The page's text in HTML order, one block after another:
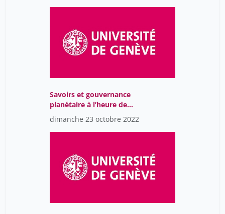
Savoirs et gouvernance
planétaire à l’heure de
l’urgence climatique, les
défis de la conférences
de parties de la
Unies sur le Changement
Climatique (COP) 27
dimanche 23 octobre 2022